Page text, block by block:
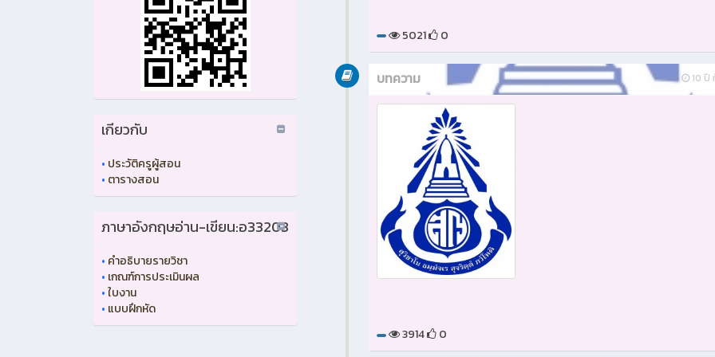
เกียวกับ
• ประวัติครูผู้สอน
• ตารางสอน
ภาษาอังกฤษอ่าน-เขียน:อ33203
• คำอธิบายรายวิชา
• เกณฑ์การประเมินผล
•ใบงาน
• แบบฝึกหัด
5021 0
10 ปี
บทความ
3914 0